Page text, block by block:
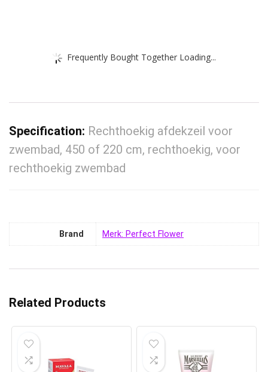
Frequently Bought Together Loading...
Specification: Rechthoekig afdekzeil voor
zwembad, 450 of 220 cm, rechthoekig, voor
rechthoekig zwembad
Brand Merk: Perfect Flower
Related Products